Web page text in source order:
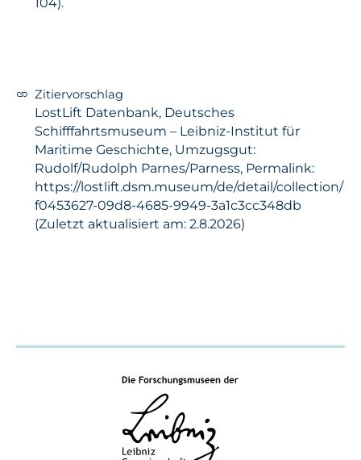
Zitiervorschlag
LostLift Datenbank, Deutsches
Schifffahrtsmuseum – Leibniz-Institut für
Maritime Geschichte, Umzugsgut:
Rudolf/Rudolph Parnes/Parness, Permalink:
https://lostlift.dsm.museum/de/detail/collection/
f0453627-09d8-4685-9949-3a1c3cc348db
(Zuletzt aktualisiert am: 2.8.2026)